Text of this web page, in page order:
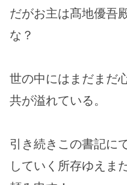
だがお主は髙地優吾
な？
世の中にはまだまだ
共が溢れている。
引き続きこの書記に
していく所存ゆえま